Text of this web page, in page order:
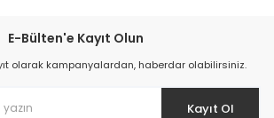
E-Bülten'e Kayıt Olun
olarak kampanyalardan, haberdar olabilirsiniz.
Kayıt Ol